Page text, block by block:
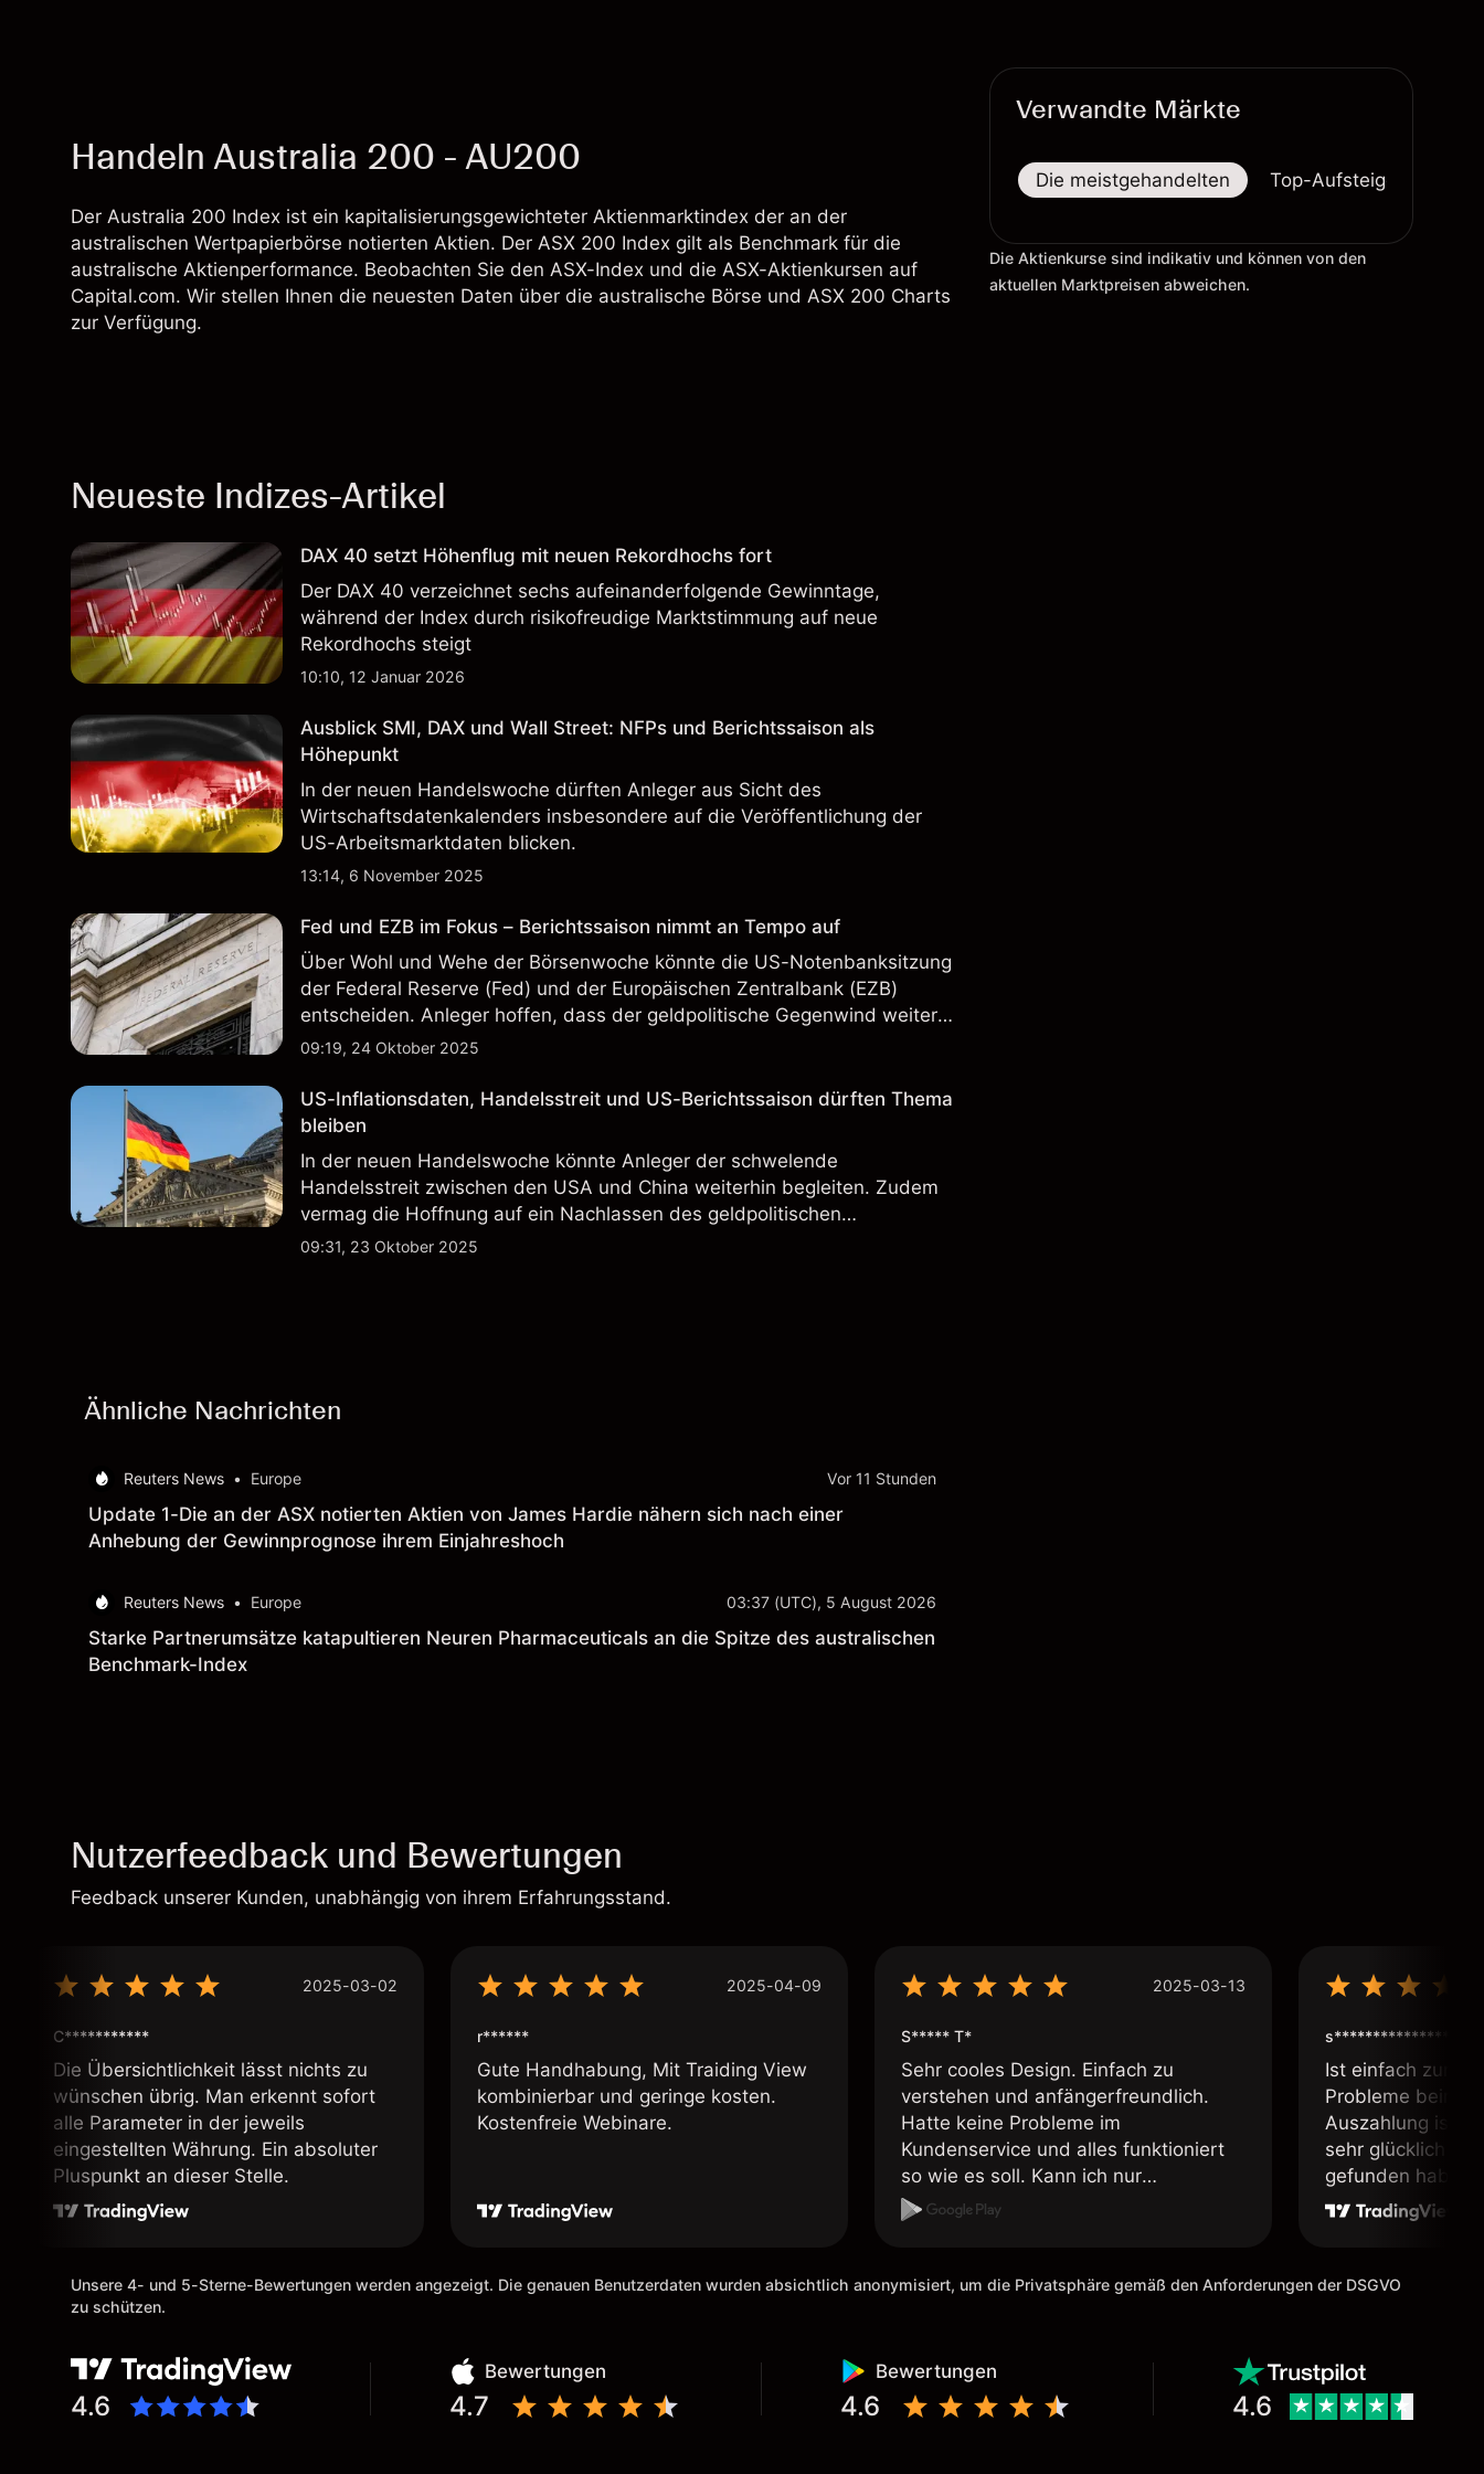
Handeln Australia 200 - AU200
Der Australia 200 Index ist ein kapitalisierungsgewichteter Aktienmarktindex der an der
australischen Wertpapierbörse notierten Aktien. Der ASX 200 Index gilt als Benchmark für die
australische Aktienperformance. Beobachten Sie den ASX-Index und die ASX-Aktienkursen auf
Capital.com. Wir stellen Ihnen die neuesten Daten über die australische Börse und ASX 200 Charts
zur Verfügung.
Neueste Indizes-Artikel
DAX 40 setzt Höhenflug mit neuen Rekordhochs fort
Der DAX 40 verzeichnet sechs aufeinanderfolgende Gewinntage,
während der Index durch risikofreudige Marktstimmung auf neue
Rekordhochs steigt
10:10, 12 Januar 2026
Ausblick SMI, DAX und Wall Street: NFPs und Berichtssaison als
Höhepunkt
In der neuen Handelswoche dürften Anleger aus Sicht des
Wirtschaftsdatenkalenders insbesondere auf die Veröffentlichung der
US-Arbeitsmarktdaten blicken.
13:14, 6 November 2025
Fed und EZB im Fokus – Berichtssaison nimmt an Tempo auf
Über Wohl und Wehe der Börsenwoche könnte die US-Notenbanksitzung
der Federal Reserve (Fed) und der Europäischen Zentralbank (EZB)
entscheiden. Anleger hoffen, dass der geldpolitische Gegenwind weiter
abnimmt.
09:19, 24 Oktober 2025
US-Inflationsdaten, Handelsstreit und US-Berichtssaison dürften Thema
bleiben
In der neuen Handelswoche könnte Anleger der schwelende
Handelsstreit zwischen den USA und China weiterhin begleiten. Zudem
vermag die Hoffnung auf ein Nachlassen des geldpolitischen
Gegenwinds in den USA weiterhin eines der zentralen Gesprächsthemen
09:31, 23 Oktober 2025
Ähnliche Nachrichten
Reuters News • Europe Vor 11 Stunden
Update 1-Die an der ASX notierten Aktien von James Hardie nähern sich nach einer
Anhebung der Gewinnprognose ihrem Einjahreshoch
Reuters News • Europe 03:37 (UTC), 5 August 2026
Starke Partnerumsätze katapultieren Neuren Pharmaceuticals an die Spitze des australischen
Benchmark-Index
Verwandte Märkte
Die meistgehandelten Top-Aufsteiger
Die Aktienkurse sind indikativ und können von den
aktuellen Marktpreisen abweichen.
Nutzerfeedback und Bewertungen
Feedback unserer Kunden, unabhängig von ihrem Erfahrungsstand.
2025-03-02
C***********
Die Übersichtlichkeit lässt nichts zu
wünschen übrig. Man erkennt sofort
alle Parameter in der jeweils
eingestellten Währung. Ein absoluter
Pluspunkt an dieser Stelle.
2025-04-09
r******
Gute Handhabung, Mit Traiding View
kombinierbar und geringe kosten.
Kostenfreie Webinare.
2025-03-13
S***** T*
Sehr cooles Design. Einfach zu
verstehen und anfängerfreundlich.
Hatte keine Probleme im
Kundenservice und alles funktioniert
so wie es soll. Kann ich nur
weiterempfehlen.
s****************
Ist einfach zum
Probleme beim
Auszahlung ist
sehr glücklich
gefunden habe.
weiter meine
Unsere 4- und 5-Sterne-Bewertungen werden angezeigt. Die genauen Benutzerdaten wurden absichtlich anonymisiert, um die Privatsphäre gemäß den Anforderungen der DSGVO
zu schützen.
4.6
Bewertungen
4.7
Bewertungen
4.6 4.6